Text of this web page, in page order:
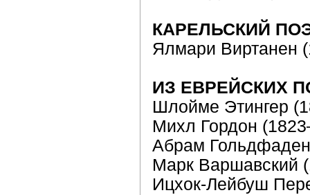
КАРЕЛЬСКИЙ
Ялмари Виртанен
ИЗ ЕВРЕЙСКИХ
Шлойме Этингер
Михл Гордон
Абрам
Марк Варшавский
Ицхок-Лейбуш